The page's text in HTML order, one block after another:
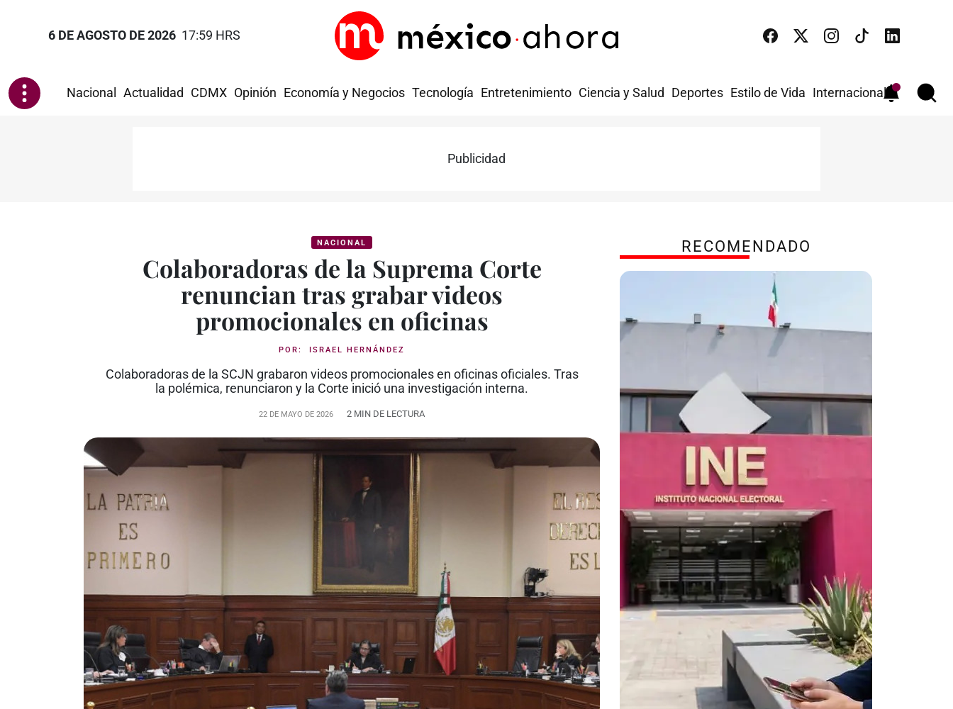
6 DE AGOSTO DE 2026 17:59 HRS
Nacional Actualidad CDMX Opinión Economía y Negocios Tecnología Entretenimiento Ciencia y Salud Deportes Estilo de Vida Internacional
Publicidad
NACIONAL
Colaboradoras de la Suprema Corte
renuncian tras grabar videos
promocionales en oficinas
POR: ISRAEL HERNÁNDEZ
Colaboradoras de la SCJN grabaron videos promocionales en oficinas oficiales. Tras
la polémica, renunciaron y la Corte inició una investigación interna.
22 DE MAYO DE 2026 2 MIN DE LECTURA
RECOMENDADO